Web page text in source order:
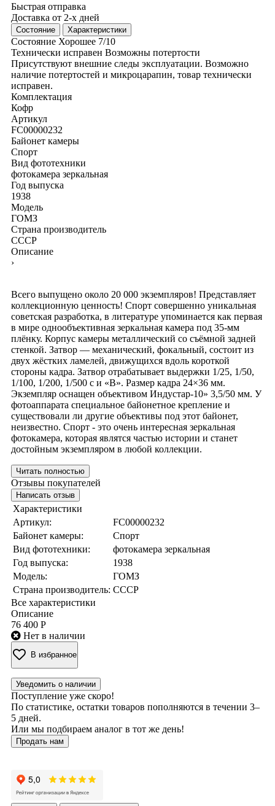
Быстрая отправка
Доставка от 2-х дней
Состояние Характеристики
Состояние Хорошее 7/10
Технически исправен Возможны потертости
Присутствуют внешние следы эксплуатации. Возможно
наличие потертостей и микроцарапин, товар технически
исправен.
Комплектация
Кофр
Артикул
FC00000232
Байонет камеры
Спорт
Вид фототехники
фотокамера зеркальная
Год выпуска
1938
Модель
ГОМЗ
Страна производитель
СССР
Описание
›
Всего выпущено около 20 000 экземпляров! Представляет
коллекционную ценность! Спорт совершенно уникальная
советская разработка, в литературе упоминается как первая
в мире однообъективная зеркальная камера под 35-мм
плёнку. Корпус камеры металлический со съёмной задней
стенкой. Затвор — механический, фокальный, состоит из
двух жёстких ламелей, движущихся вдоль короткой
стороны кадра. Затвор отрабатывает выдержки 1/25, 1/50,
1/100, 1/200, 1/500 с и «В». Размер кадра 24×36 мм.
Экземпляр оснащен объективом Индустар-10» 3,5/50 мм. У
фотоаппарата специальное байонетное крепление и
существовали ли другие объективы под этот байонет,
неизвестно. Спорт - это очень интересная зеркальная
фотокамера, которая являтся частью истории и станет
достойным экземпляром в любой коллекции.
Читать полностью
Отзывы покупателей
Написать отзыв
Характеристики
Артикул:
FC00000232
Байонет камеры:
Спорт
Вид фототехники:
фотокамера зеркальная
Год выпуска:
1938
Модель:
ГОМЗ
Страна производитель: СССР
Все характеристики
Описание
76 400 Р
Нет в наличии
В избранное
Уведомить о наличии
Поступление уже скоро!
По статистике, остатки товаров пополняются в течении 3–
5 дней.
Или мы подбираем аналог в тот же день!
Продать нам